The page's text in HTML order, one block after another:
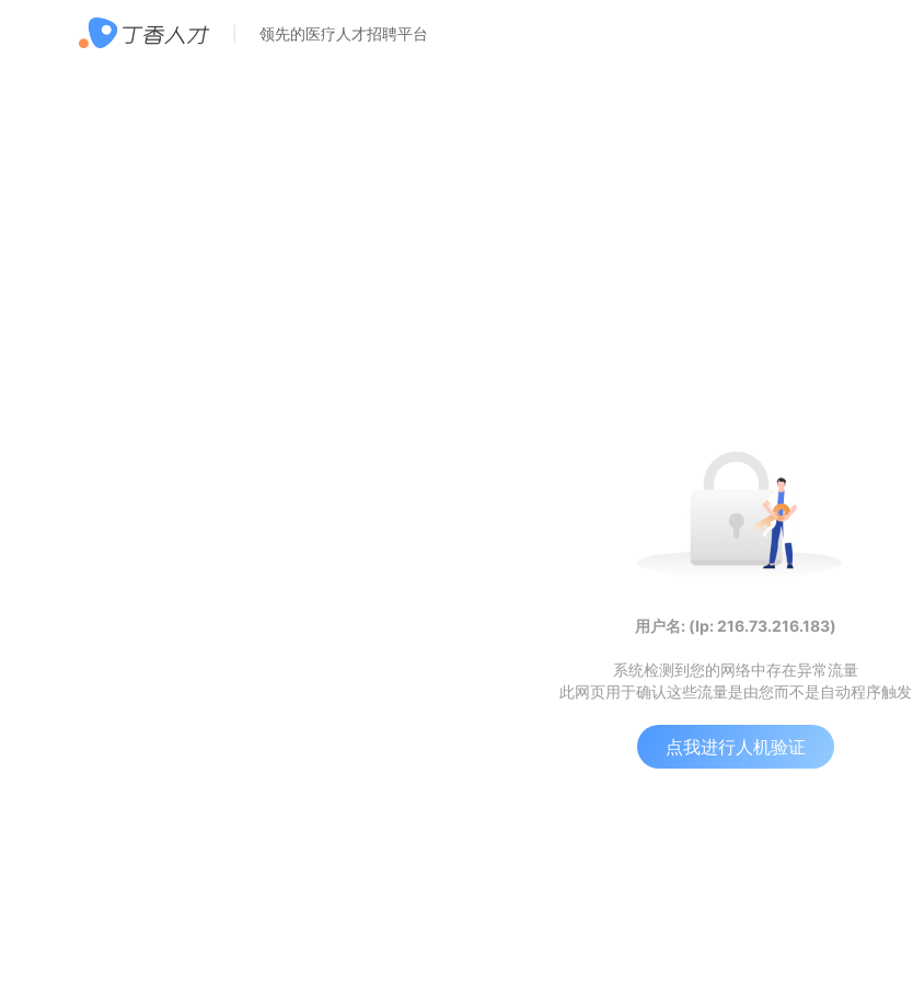
领先的医疗人才招聘平台
用户名: (Ip: 216.73.216.183)
系统检测到您的网络中存在异常流量
此网页用于确认这些流量是由您而不是自动程序触发
点我进行人机验证